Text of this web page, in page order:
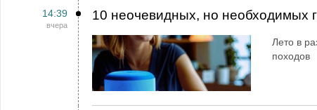
14:39
вчера
10 неочевидных, но необходимых
Лето в
походов